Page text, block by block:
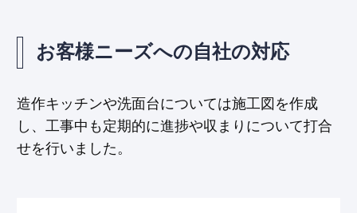
お客様ニーズへの自社の対応
造作キッチンや洗面台については施工図を作成
し、工事中も定期的に進捗や収まりについて打合
せを行いました。